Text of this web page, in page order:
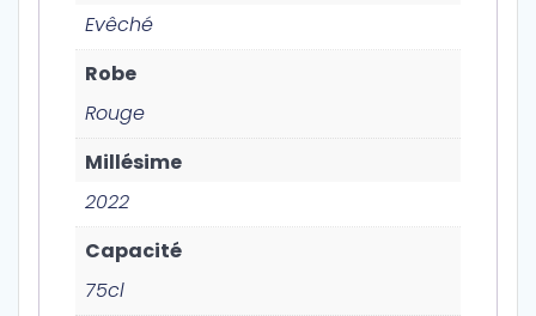
Evêché
Robe
Rouge
Millésime
2022
Capacité
75cl